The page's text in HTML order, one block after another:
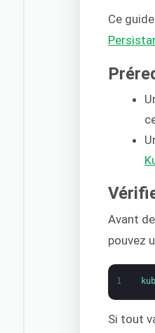
Ce
Avant
pouvez
1
Si tout